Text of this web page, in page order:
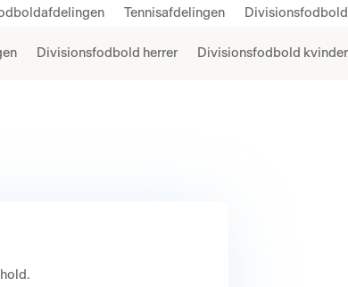
Tennisafdelingen Divisionsfodbold
Divisionsfodbold herrer Divisionsfodbold kvinder